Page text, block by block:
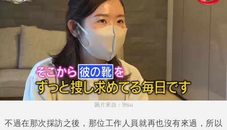
圖片來自：9tsu
不過在那次採訪之後，那位工作人員就再也沒有來過，所以